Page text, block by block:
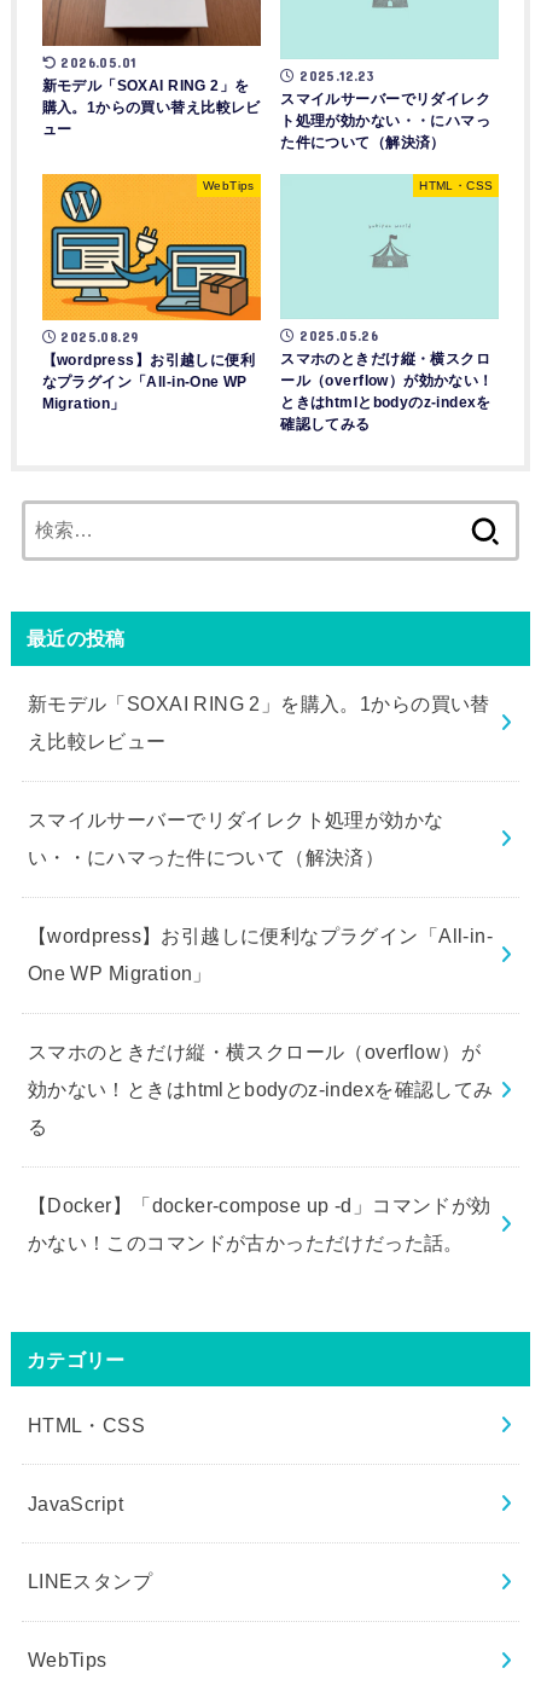
2026.05.01
新モデル「SOXAI RING 2」を
購入。1からの買い替え比較レビ
ュー
2025.12.23
スマイルサーバーでリダイレク
ト処理が効かない・・にハマっ
た件について（解決済）
WebTips
2025.08.29
【wordpress】お引越しに便利
なプラグイン「All-in-One WP
Migration」
HTML・CSS
2025.05.26
スマホのときだけ縦・横スクロ
ール（overflow）が効かない！
ときはhtmlとbodyのz-indexを
確認してみる
索:
最近の投稿
新モデル「SOXAI RING 2」を購入。1からの買い替
え比較レビュー
スマイルサーバーでリダイレクト処理が効かな
い・・にハマった件について（解決済）
【wordpress】お引越しに便利なプラグイン「All-in-
One WP Migration」
スマホのときだけ縦・横スクロール（overflow）が
効かない！ときはhtmlとbodyのz-indexを確認してみ
る
【Docker】「docker-compose up -d」コマンドが効
かない！このコマンドが古かっただけだった話。
カテゴリー
HTML・CSS
JavaScript
LINEスタンプ
WebTips